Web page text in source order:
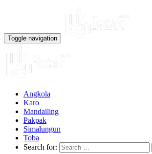
Toggle navigation
Angkola
Karo
Mandailing
Pakpak
Simalungun
Toba
Search for: